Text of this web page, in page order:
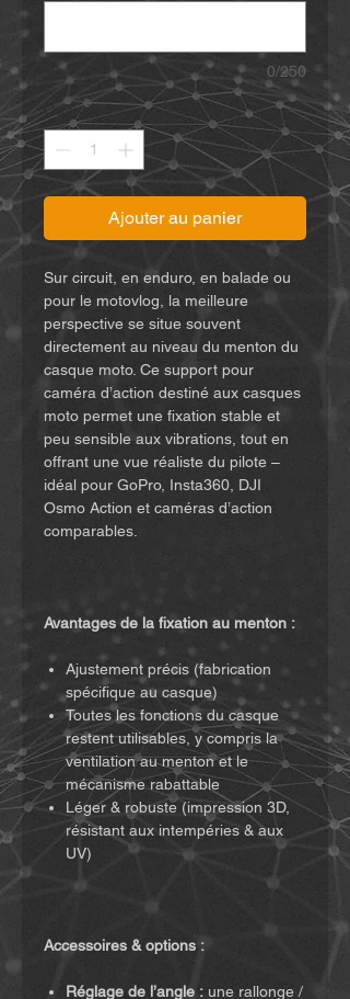
0/250
Quantité *
Ajouter au panier
Sur circuit, en enduro, en balade ou
pour le motovlog, la meilleure
perspective se situe souvent
directement au niveau du menton du
casque moto. Ce support pour
caméra d’action destiné aux casques
moto permet une fixation stable et
peu sensible aux vibrations, tout en
offrant une vue réaliste du pilote –
idéal pour GoPro, Insta360, DJI
Osmo Action et caméras d’action
comparables.
Avantages de la fixation au menton :
Ajustement précis (fabrication
spécifique au casque)
Toutes les fonctions du casque
restent utilisables, y compris la
ventilation au menton et le
mécanisme rabattable
Léger & robuste (impression 3D,
résistant aux intempéries & aux
UV)
Accessoires & options :
Réglage de l’angle : une rallonge /